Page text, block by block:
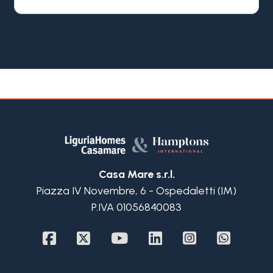
komplett renoviert. Das einstöckige Gebäude
empfängt seine Gäste in einer einzigartigen
Atmosphäre, die durch die originalen Fresken aus
wurden und nun wieder im Mittelpunkt jedes
Raumes stehen – zauberhaft wirkt.
eindrucksvolles Wohnzimmer, ideal für gesellige
Casa Mare s.r.l.
Piazza IV Novembre, 6 - Ospedaletti (IM)
P.IVA 01056840083